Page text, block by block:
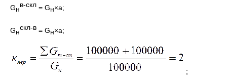
Gн
в-скл = Gн×a;
Gн
скл-в = Gн×a;
;